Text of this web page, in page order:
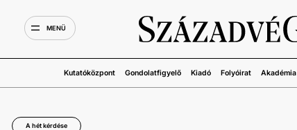
MENÜ
Kutatóközpont Gondolatfigyelő Kiadó Folyóirat Akadémia
A hét kérdése